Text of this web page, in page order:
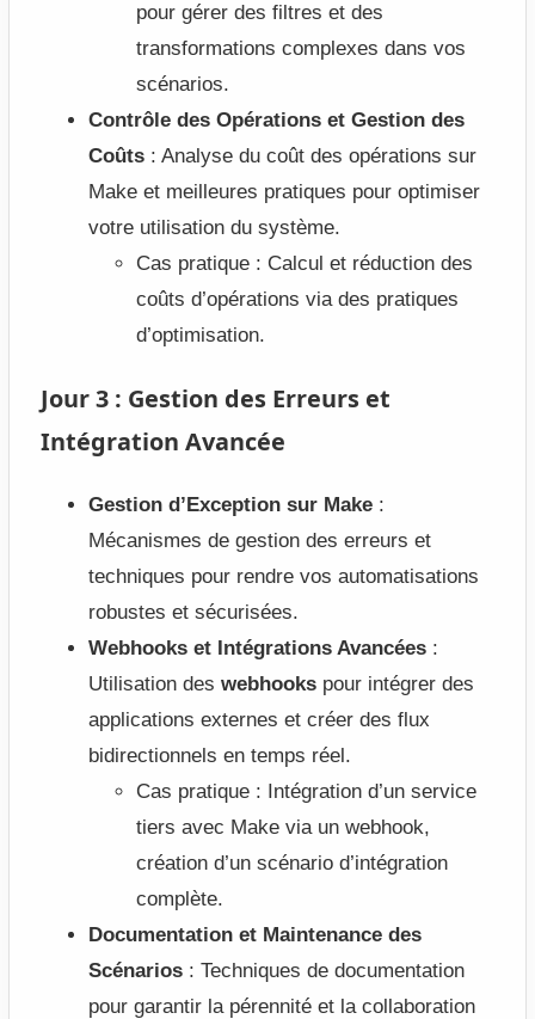
pour gérer des filtres et des
transformations complexes dans vos
scénarios.
Contrôle des Opérations et Gestion des
Coûts: Analyse du coût des opérations sur
Make et meilleures pratiques pour optimiser
votre utilisation du système.
Cas pratique : Calcul et réduction des
coûts d’opérations via des pratiques
d’optimisation.
Jour 3 : Gestion des Erreurs et
Intégration Avancée
Gestion d’Exception sur Make:
Mécanismes de gestion des erreurs et
techniques pour rendre vos automatisations
robustes et sécurisées.
Webhooks et Intégrations Avancées:
Utilisation des webhookspour intégrer des
applications externes et créer des flux
bidirectionnels en temps réel.
Cas pratique : Intégration d’un service
tiers avec Make via un webhook,
création d’un scénario d’intégration
complète.
Documentation et Maintenance des
Scénarios: Techniques de documentation
pour garantir la pérennité et la collaboration